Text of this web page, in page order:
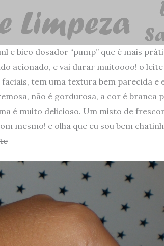
e bico dosador “pump” que é mais
acionado, e vai durar muitoooo! o
tem uma textura bem parecida e
não é gordurosa, a cor é branca
é muito delicioso. Um misto de
mesmo! e olha que eu sou bem